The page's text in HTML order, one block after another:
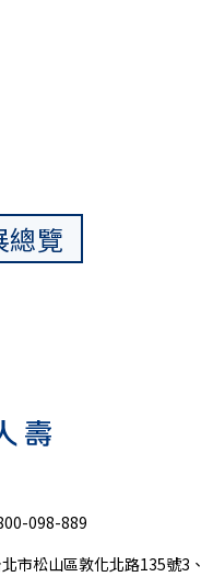
覽
098-889
市松山區敦化北路135號3